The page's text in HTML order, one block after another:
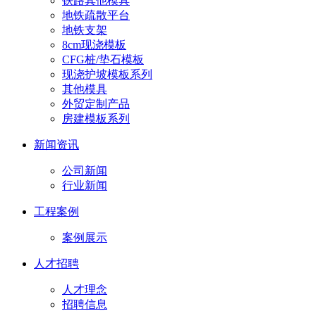
地铁疏散平台
地铁支架
8cm现浇模板
CFG桩/垫石模板
现浇护坡模板系列
其他模具
外贸定制产品
房建模板系列
新闻资讯
公司新闻
行业新闻
工程案例
案例展示
人才招聘
人才理念
招聘信息